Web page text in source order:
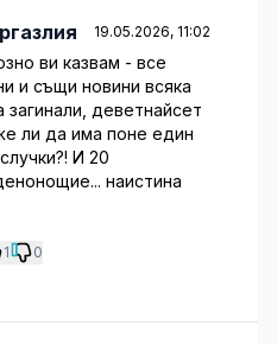
19.05.2026, 11:02
ви казвам - все
и същи новини всяка
деветнайсет
ли да има поне един
И 20
наистина
1 0